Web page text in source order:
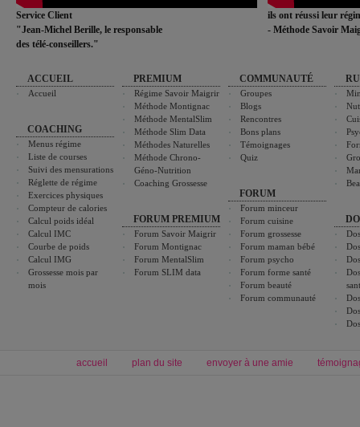
Service Client
"Jean-Michel Berille, le responsable
des télé-conseillers."
ils ont réussi leur
- Méthode Savoir
ACCUEIL
Accueil
COACHING
Menus régime
Liste de courses
Suivi des mensurations
Réglette de régime
Exercices physiques
Compteur de calories
Calcul poids idéal
Calcul IMC
Courbe de poids
Calcul IMG
Grossesse mois par
mois
PREMIUM
Régime Savoir Maigrir
Méthode Montignac
Méthode MentalSlim
Méthode Slim Data
Méthodes Naturelles
Méthode Chrono-
Géno-Nutrition
Coaching Grossesse
FORUM PREMIUM
Forum Savoir Maigrir
Forum Montignac
Forum MentalSlim
Forum SLIM data
COMMUNAUTÉ
Groupes
Blogs
Rencontres
Bons plans
Témoignages
Quiz
FORUM
Forum minceur
Forum cuisine
Forum grossesse
Forum maman bébé
Forum psycho
Forum forme santé
Forum beauté
Forum communauté
accueil plan du site envoyer à une amie